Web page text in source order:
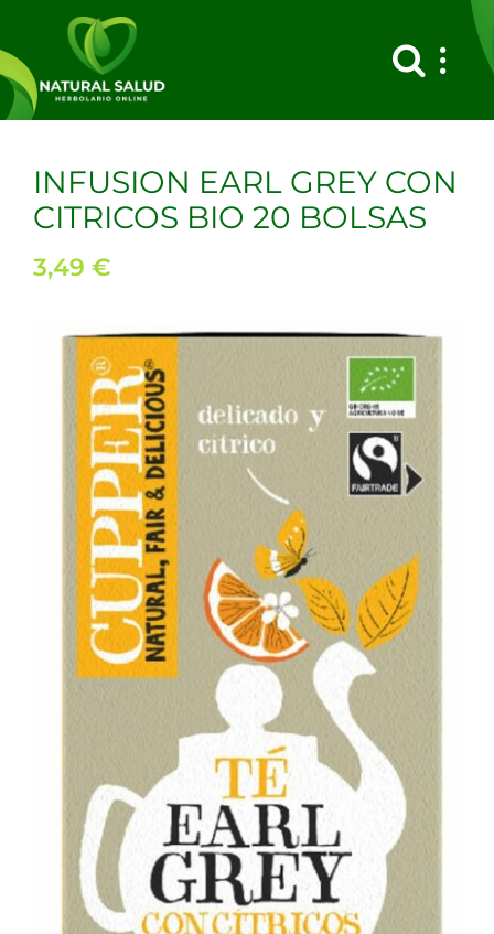
contenido
INFUSION EARL GREY CON
CITRICOS BIO 20 BOLSAS
3,49 €